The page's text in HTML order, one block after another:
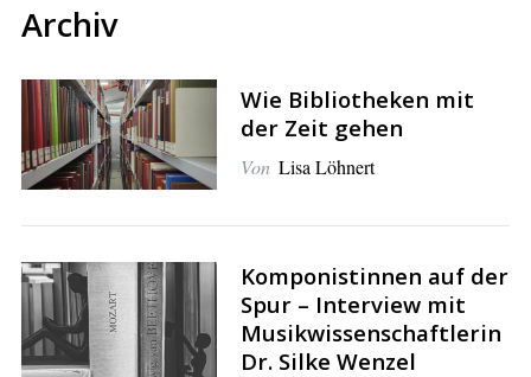
Archiv
Wie Bibliotheken mit
der Zeit gehen
Von Lisa Löhnert
Komponistinnen auf der
Spur – Interview mit
Musikwissenschaftlerin
Dr. Silke Wenzel
S
e
a
r
c
h